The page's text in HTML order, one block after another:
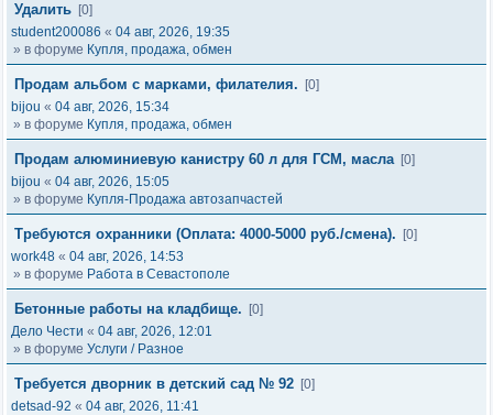
Удалить [0]
student200086 « 04 авг, 2026, 19:35
» в форуме Купля, продажа, обмен
Продам альбом с марками, филателия.
[0]
bijou « 04 авг, 2026, 15:34
» в форуме Купля, продажа, обмен
Продам алюминиевую канистру 60 л для ГСМ, масла [0]
bijou « 04 авг, 2026, 15:05
» в форуме Купля-Продажа автозапчастей
Требуются охранники (Оплата: 4000-5000 руб./смена).
[0]
work48 « 04 авг, 2026, 14:53
» в форуме Работа в Севастополе
Бетонные работы на кладбище.
[0]
Дело Чести « 04 авг, 2026, 12:01
» в форуме Услуги / Разное
Требуется дворник в детский сад № 92 [0]
detsad-92 « 04 авг, 2026, 11:41